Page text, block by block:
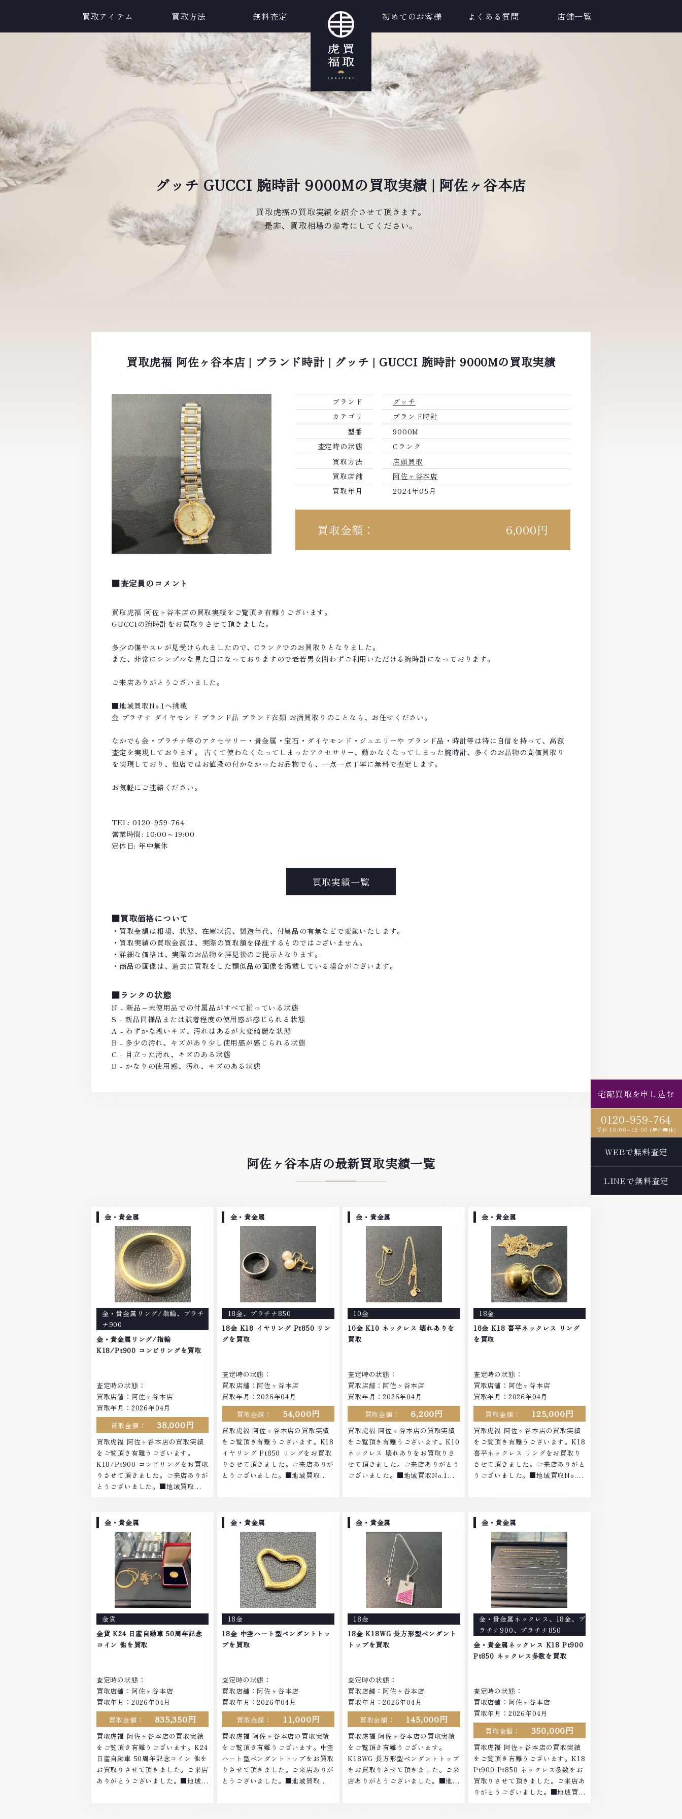
買取アイテム 買取方法 無料査定 初めてのお客様 よくある質問 店舗一覧
グッチ GUCCI 腕時計 9000Mの買取実績 | 阿佐ヶ谷本店
買取虎福の買取実績を紹介させて頂きます。
是非、買取相場の参考にしてください。
買取虎福 阿佐ヶ谷本店 | ブランド時計 | グッチ | GUCCI 腕時計 9000Mの買取実績
ブランド
グッチ
カテゴリ
ブランド時計
型番
9000M
査定時の状態
Cランク
買取方法
店頭買取
買取店舗
阿佐ヶ谷本店
買取年月
2024年05月
買取金額： 6,000円
■査定員のコメント
買取虎福 阿佐ヶ谷本店の買取実績をご覧頂き有難うございます。
GUCCIの腕時計をお買取りさせて頂きました。
多少の傷やスレが見受けられましたので、Cランクでのお買取りとなりました。
また、非常にシンプルな見た目になっておりますので老若男女問わずご利用いただける腕時計になっております。
ご来店ありがとうございました。
■地域買取No.1へ挑戦
金 プラチナ ダイヤモンド ブランド品 ブランド衣類 お酒買取りのことなら、お任せください。
なかでも金・プラチナ等のアクセサリー・貴金属・宝石・ダイヤモンド・ジュエリーや ブランド品・時計等は特に自信を持って、高額
査定を実現しております。 古くて使わなくなってしまったアクセサリー、動かなくなってしまった腕時計、多くのお品物の高価買取り
を実現しており、他店ではお値段の付かなかったお品物でも、一点一点丁寧に無料で査定します。
お気軽にご連絡ください。
TEL: 0120-959-764
営業時間: 10:00～19:00
定休日: 年中無休
買取実績一覧
■買取価格について
・買取金額は相場、状態、在庫状況、製造年代、付属品の有無などで変動いたします。
・買取実績の買取金額は、実際の買取額を保証するものではございません。
・詳細な価格は、実際のお品物を拝見後のご提示となります。
・商品の画像は、過去に買取をした類似品の画像を掲載している場合がございます。
■ランクの状態
N - 新品～未使用品での付属品がすべて揃っている状態
S - 新品同様品または試着程度の使用感が感じられる状態
A - わずかな浅いキズ、汚れはあるが大変綺麗な状態
B - 多少の汚れ、キズがあり少し使用感が感じられる状態
C - 目立った汚れ、キズのある状態
D - かなりの使用感、汚れ、キズのある状態
阿佐ヶ谷本店の最新買取実績一覧
金・貴金属
金・貴金属リング/指輪、 プラチ
ナ900
金・貴金属リング/指輪
K18/Pt900 コンビリングを買取
査定時の状態：
買取店舗：阿佐ヶ谷本店
買取年月：2026年04月
買取金額：
38,000円
買取虎福 阿佐ヶ谷本店の買取実績
をご覧頂き有難うございます。
K18/Pt900 コンビリングをお買取
りさせて頂きました。ご来店ありが
とうございました。■地域買取
取りのことなら、お任せくださいな
かでも金・プラチナ等のアクセサリ
ー・貴金属・宝石・ダイヤモンド・
ジュエリーや ブランド品・時計等
は特に自信を持って、高額査定を実
現しております。 古くて使わなく
なってしまったアクセサリー、動か
なくなってしまった腕時計、多くの
お品物の高価買取りを実現してお
り、他店ではお値段の付かなかった
お品物でも、一点一点丁寧に無料で
査定します。お気軽にご連絡くださ
金・貴金属
18金、 プラチナ850
18金 K18 イヤリング Pt850 リン
グを買取
査定時の状態：
買取店舗：阿佐ヶ谷本店
買取年月：2026年04月
買取金額：
54,000円
買取虎福 阿佐ヶ谷本店の買取実績
をご覧頂き有難うございます。K18
イヤリング Pt850 リングをお買取
りさせて頂きました。ご来店ありが
とうございました。■地域買取
かでも金・プラチナ等のアクセサリ
ー・貴金属・宝石・ダイヤモンド・
ジュエリーや ブランド品・時計等
は特に自信を持って、高額査定を実
現しております。 古くて使わなく
なってしまったアクセサリー、動か
なくなってしまった腕時計、多くの
お品物の高価買取りを実現してお
り、他店ではお値段の付かなかった
お品物でも、一点一点丁寧に無料で
査定します。お気軽にご連絡くださ
い。TEL: 0120-959-764営業時間:
金・貴金属
10金
10金 K10 ネックレス 壊れありを
買取
査定時の状態：
買取店舗：阿佐ヶ谷本店
買取年月：2026年04月
買取金額：
6,200円
買取虎福 阿佐ヶ谷本店の買取実績
をご覧頂き有難うございます。K10
ネックレス 壊れありをお買取りさ
せて頂きました。ご来店ありがとう
ございました。■地域買取No.1へ
金・プラチナ等のアクセサリー・貴
金属・宝石・ダイヤモンド・ジュエ
リーや ブランド品・時計等は特に
自信を持って、高額査定を実現して
おります。 古くて使わなくなって
しまったアクセサリー、動かなくな
ってしまった腕時計、多くのお品物
の高価買取りを実現しており、他店
ではお値段の付かなかったお品物で
も、一点一点丁寧に無料で査定しま
す。お気軽にご連絡ください。
TEL: 0120-959-764営業時間:
金・貴金属
18金
18金 K18 喜平ネックレス リング
を買取
査定時の状態：
買取店舗：阿佐ヶ谷本店
買取年月：2026年04月
買取金額：
125,000円
買取虎福 阿佐ヶ谷本店の買取実績
をご覧頂き有難うございます。K18
喜平ネックレス リングをお買取り
させて頂きました。ご来店ありがと
うございました。■地域買取No.1
も金・プラチナ等のアクセサリー・
貴金属・宝石・ダイヤモンド・ジュ
エリーや ブランド品・時計等は特
に自信を持って、高額査定を実現し
ております。 古くて使わなくなっ
てしまったアクセサリー、動かなく
なってしまった腕時計、多くのお品
物の高価買取りを実現しており、他
店ではお値段の付かなかったお品物
でも、一点一点丁寧に無料で査定し
ます。お気軽にご連絡ください。
TEL: 0120-959-764営業時間:
10:00～19:00定休日: 年中無休
金・貴金属
金貨
金貨 K24 日産自動車 50周年記念
コイン 他を買取
査定時の状態：
買取店舗：阿佐ヶ谷本店
買取年月：2026年04月
買取金額：
835,350円
買取虎福 阿佐ヶ谷本店の買取実績
をご覧頂き有難うございます。K24
日産自動車 50周年記念コイン 他を
お買取りさせて頂きました。ご来店
ありがとうございました。■地域買
金・貴金属
18金
18金 中空ハート型ペンダントトッ
プを買取
査定時の状態：
買取店舗：阿佐ヶ谷本店
買取年月：2026年04月
買取金額：
11,000円
買取虎福 阿佐ヶ谷本店の買取実績
をご覧頂き有難うございます。中空
ハート型ペンダントトップをお買取
りさせて頂きました。ご来店ありが
とうございました。■地域買取
金・貴金属
18金
18金 K18WG 長方形型ペンダント
トップを買取
査定時の状態：
買取店舗：阿佐ヶ谷本店
買取年月：2026年04月
買取金額：
145,000円
買取虎福 阿佐ヶ谷本店の買取実績
をご覧頂き有難うございます。
K18WG 長方形型ペンダントトップ
をお買取りさせて頂きました。ご来
店ありがとうございました。■地域
金・貴金属
金・貴金属ネックレス 、 18金、 プ
ラチナ900、 プラチナ850
金・貴金属ネックレス K18 Pt900
Pt850 ネックレス多数を買取
査定時の状態：
買取店舗：阿佐ヶ谷本店
買取年月：2026年04月
買取金額：
350,000円
買取虎福 阿佐ヶ谷本店の買取実績
をご覧頂き有難うございます。K18
Pt900 Pt850 ネックレス多数をお
買取りさせて頂きました。ご来店あ
りがとうございました。■地域買取
宅配買取を申し込む
0120-959-764
受付 10:00～19:00 (年中無休)